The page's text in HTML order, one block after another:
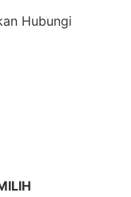
Hubungi